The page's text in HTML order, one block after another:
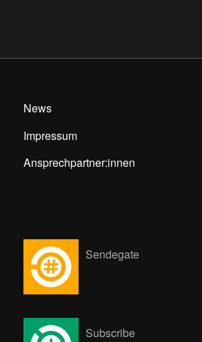
News
Impressum
Ansprechpartner:innen
Sendegate
Subscribe